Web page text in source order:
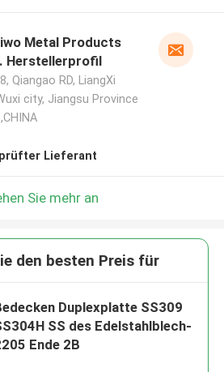
Metal Products
Herstellerprofil
Qiangao RD, LiangXi
city, Jiangsu Province
Lieferant
Sie mehr an
den besten Preis für
Duplexplatte SS309
SS des Edelstahlblech-
Ende 2B